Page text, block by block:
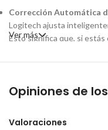
Corrección Automática
Logitech ajusta
Esto significa que, si estás
mejor.
Micrófono con
diseñado para
Ver más
Opiniones de
Valoraciones